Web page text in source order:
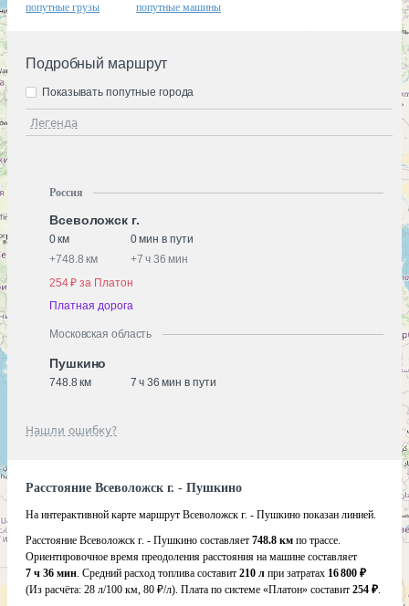
попутные грузы попутные машины
Подробный маршрут
Легенда
Показывать попутные города
Россия
Всеволожск г.
0 км
0 мин в пути
+748.8 км +7 ч 36 мин
254 ₽ за Платон
Платная дорога
Московская область
Пушкино
748.8 км 7 ч 36 мин в пути
Нашли ошибку?
Расстояние Всеволожск г. - Пушкино
На интерактивной карте маршрут Всеволожск г. - Пушкино показан линией.
Расстояние Всеволожск г. - Пушкино составляет 748.8 км по трассе.
Ориентировочное время преодоления расстояния на машине составляет
7 ч 36 мин. Средний расход топлива составит 210 л при затратах 16 800 ₽
(Из расчёта: 28 л/100 км, 80 ₽/л). Плата по системе «Платон» составит 254 ₽.